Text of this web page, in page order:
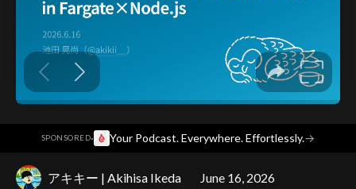
SPONSORED· Your Podcast. Everywhere. Effortlessly.→
アキキー | Akihisa Ikeda June 16, 2026